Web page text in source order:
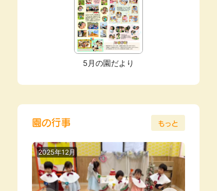
5月の園だより
園の行事 もっと
2025年12月